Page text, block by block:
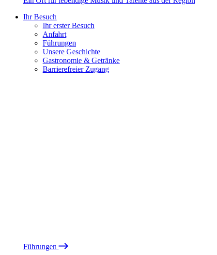
Ihr Besuch
Ihr erster Besuch
Anfahrt
Führungen
Unsere Geschichte
Gastronomie & Getränke
Barrierefreier Zugang
Führungen